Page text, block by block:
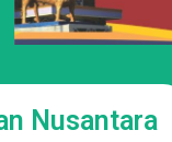
Nusantara